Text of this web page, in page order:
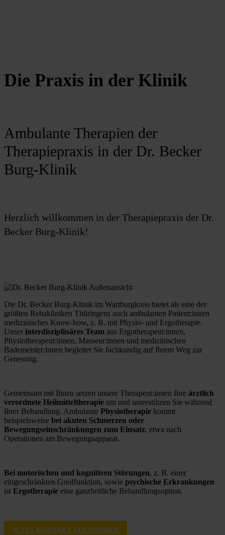
Die Praxis in der Klinik
Ambulante Therapien der
Therapiepraxis in der Dr. Becker
Burg-Klinik
Herzlich willkommen in der Therapiepraxis der Dr.
Becker Burg-Klinik!
Die Dr. Becker Burg-Klinik im Wartburgkreis bietet als eine der
größten Rehakliniken Thüringens auch ambulanten Patient:innen
medizinisches Know-how, z. B. mit Physio- und Ergotherapie.
Unser interdisziplinäres Team aus Ergotherapeut:innen,
Physiotherapeut:innen, Masseur:innen und medizinischen
Bademeister:innen begleitet Sie fachkundig auf Ihrem Weg zur
Genesung.
Gemeinsam mit Ihnen setzen unsere Therapeut:innen Ihre ärztlich
verordnete Heilmitteltherapie um und unterstützen Sie während
Ihrer Behandlung. Ambulante Physiotherapie kommt
beispielsweise bei akuten Schmerzen oder
Bewegungseinschränkungen zum Einsatz, etwa nach
Operationen am Bewegungsapparat.
Bei motorischen und kognitiven Störungen, z. B. einer
eingeschränkten Greiffunktion, sowie psychische Erkrankungen
ist Ergotherapie eine ganzheitliche Behandlungsoption.
JETZT KONTAKT AUFNEHMEN